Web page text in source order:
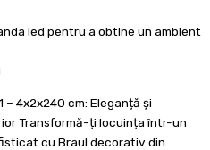
led pentru a obtine un ambient
4x2x240 cm: Eleganță și
Transformă-ți locuința într-un
cu Braul decorativ din